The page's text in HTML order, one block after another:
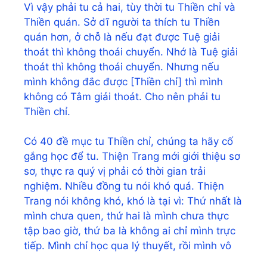
Vì vậy phải tu cả hai, tùy thời tu Thiền chỉ và
Thiền quán. Sở dĩ người ta thích tu Thiền
quán hơn, ở chỗ là nếu đạt được Tuệ giải
thoát thì không thoái chuyển. Nhớ là Tuệ giải
thoát thì không thoái chuyển. Nhưng nếu
mình không đắc được [Thiền chỉ] thì mình
không có Tâm giải thoát. Cho nên phải tu
Thiền chỉ.
Có 40 đề mục tu Thiền chỉ, chúng ta hãy cố
gắng học để tu. Thiện Trang mới giới thiệu sơ
sơ, thực ra quý vị phải có thời gian trải
nghiệm. Nhiều đồng tu nói khó quá. Thiện
Trang nói không khó, khó là tại vì: Thứ nhất là
mình chưa quen, thứ hai là mình chưa thực
tập bao giờ, thứ ba là không ai chỉ mình trực
tiếp. Mình chỉ học qua lý thuyết, rồi mình vô